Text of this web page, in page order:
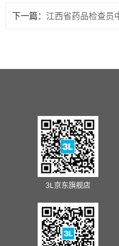
下一篇：
3L京东旗舰店